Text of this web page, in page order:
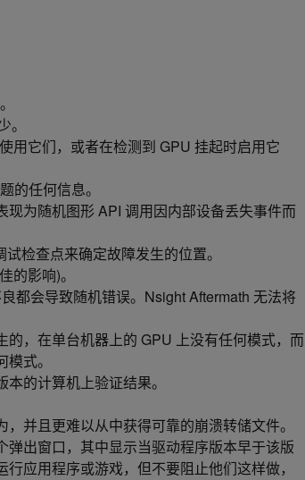
用它们，或者在检测到 GPU 挂起时启用它
的任何信息。
为随机图形 API 调用因内部设备丢失事件而
检查点来确定故障发生的位置。
的影响)。
都会导致随机错误。Nsight Aftermath 无法将
，在单台机器上的 GPU 上没有任何模式，而
式。
的计算机上验证结果。
并且更难以从中获得可靠的崩溃转储文件。
出窗口，其中显示当驱动程序版本早于该版
应用程序或游戏，但不要阻止他们这样做，